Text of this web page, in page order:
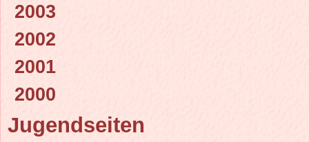
2003
2002
2001
2000
Jugendseiten